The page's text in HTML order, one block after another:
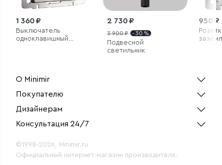
1 360 ₽
Выключатель
одноклавишный
2 730 ₽
3 900 ₽ - 30 %
Подвесной
светильник
950 ₽
О Minimir
Покупателю
Дизайнерам
Консультация 24/7
©1998-2026, Minimir.ru
Официальный интернет-магазин производителя.